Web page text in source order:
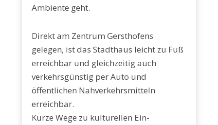
Ambiente geht.
Direkt am Zentrum Gersthofens
gelegen, ist das Stadthaus leicht zu Fuß
erreichbar und gleichzeitig auch
verkehrs­günstig per Auto und
öffentlichen Nahverkehrsmitteln
erreichbar.
Kurze Wege zu kulturellen Ein­